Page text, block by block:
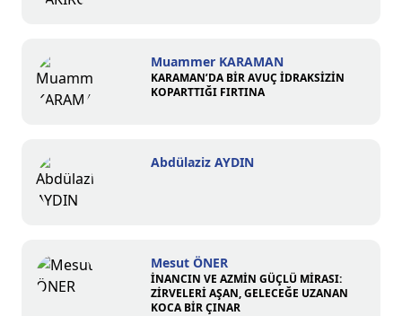
Muammer KARAMAN
KARAMAN’DA BİR AVUÇ İDRAKSİZİN
KOPARTTIĞI FIRTINA
Abdülaziz AYDIN
Mesut ÖNER
İNANCIN VE AZMİN GÜÇLÜ MİRASI:
ZİRVELERİ AŞAN, GELECEĞE UZANAN
KOCA BİR ÇINAR